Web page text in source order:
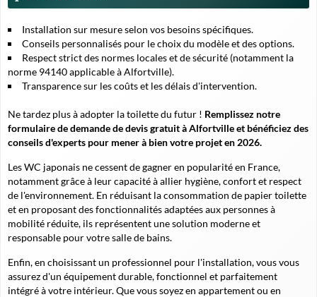
Installation sur mesure selon vos besoins spécifiques.
Conseils personnalisés pour le choix du modèle et des options.
Respect strict des normes locales et de sécurité (notamment la
norme 94140 applicable à Alfortville).
Transparence sur les coûts et les délais d'intervention.
Ne tardez plus à adopter la toilette du futur ! Remplissez notre
formulaire de demande de devis gratuit à Alfortville et bénéficiez des
conseils d'experts pour mener à bien votre projet en 2026.
Les WC japonais ne cessent de gagner en popularité en France,
notamment grâce à leur capacité à allier hygiène, confort et respect
de l'environnement. En réduisant la consommation de papier toilette
et en proposant des fonctionnalités adaptées aux personnes à
mobilité réduite, ils représentent une solution moderne et
responsable pour votre salle de bains.
Enfin, en choisissant un professionnel pour l'installation, vous vous
assurez d'un équipement durable, fonctionnel et parfaitement
intégré à votre intérieur. Que vous soyez en appartement ou en